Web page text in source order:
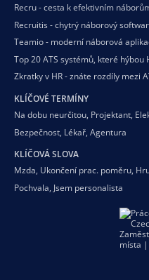
Recru - cesta k efektivním
Recruitis - chytrý náborový
Teamio - moderní náborová
Top 20 ATS systémů, které hýbou
Zkratky v HR - znáte rozdíly mezi
KLÍČOVÉ TERMÍNY
Na dobu neurčitou, Projektant,
Bezpečnost, Lékař, Agentura
KLÍČOVÁ SLOVA
Mzda, Ukončení prac. poměru,
Pochvala, Jsem personalista